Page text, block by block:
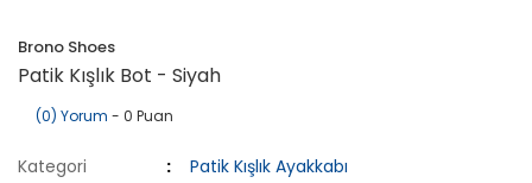
Brono Shoes
Patik Kışlık Bot - Siyah
(0) Yorum - 0 Puan
Kategori
Patik Kışlık Ayakkabı